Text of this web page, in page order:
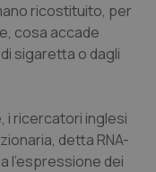
ricostituito, per
cosa accade
sigaretta o dagli
i ricercatori inglesi
detta RNA-
l’espressione dei